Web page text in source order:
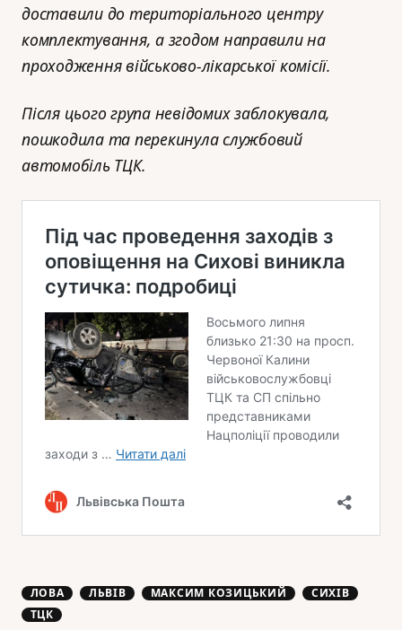
доставили до територіального центру
комплектування, а згодом направили на
проходження військово-лікарської комісії.
Після цього група невідомих заблокувала,
пошкодила та перекинула службовий
автомобіль ТЦК.
ЛОВА ЛЬВІВ МАКСИМ КОЗИЦЬКИЙ
СИХІВ
ТЦК